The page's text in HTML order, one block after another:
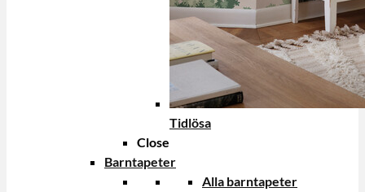
Tidlösa
Close
Barntapeter
Alla barntapeter